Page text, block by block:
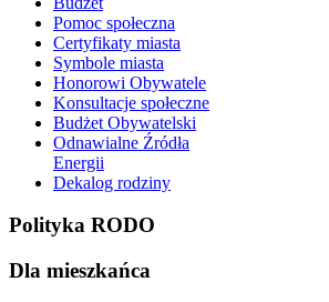
Pomoc społeczna
Certyfikaty miasta
Symbole miasta
Honorowi Obywatele
Konsultacje społeczne
Budżet Obywatelski
Odnawialne Źródła
Energii
Dekalog rodziny
Polityka RODO
Dla mieszkańca